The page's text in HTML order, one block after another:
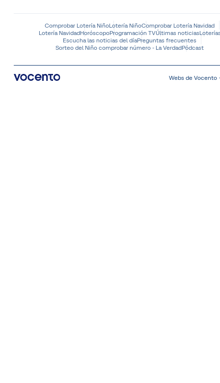
Comprobar Lotería NiñoLotería NiñoComprobar Lotería Navidad
Lotería NavidadHoróscopoProgramación TVÚltimas noticias
Escucha las noticias del díaPreguntas frecuentes
Sorteo del Niño comprobar número - La VerdadPódcast
Webs de Vocento